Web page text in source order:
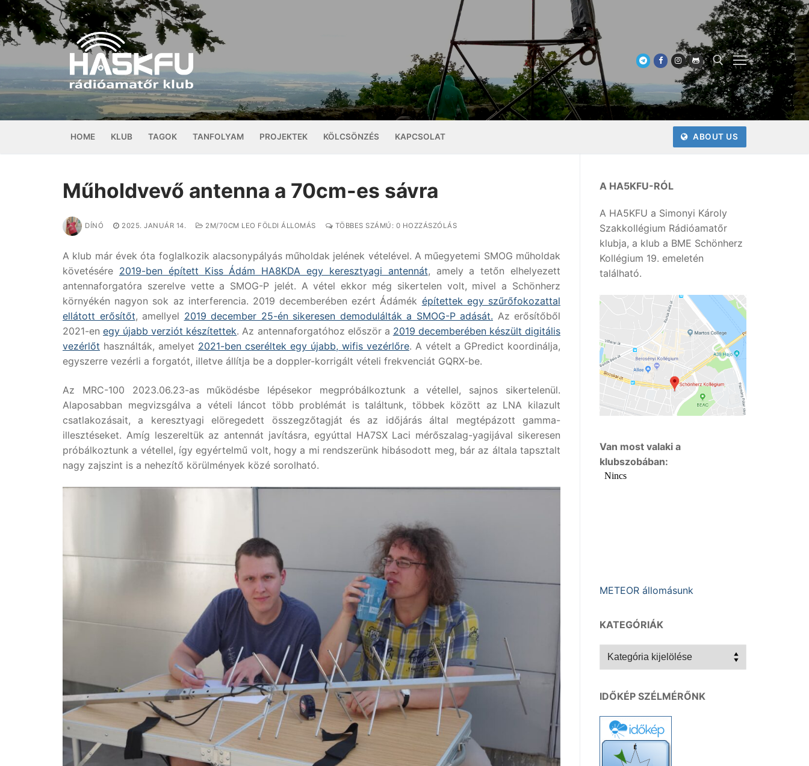
Ugrás
a
tartalomra
Keresése:
HOME KLUB TAGOK TANFOLYAM PROJEKTEK KÖLCSÖNZÉS KAPCSOLAT ABOUT US
Műholdvevő antenna a 70cm-es sávra
DÍNÓ 2025. JANUÁR 14. 2M/70CM LEO FÖLDI ÁLLOMÁS TÖBBES SZÁMÚ: 0 HOZZÁSZÓLÁS
A klub már évek óta foglalkozik alacsonypályás műholdak jelének vételével. A műegyetemi SMOG műholdak
követésére 2019-ben épített Kiss Ádám HA8KDA egy keresztyagi antennát, amely a tetőn elhelyezett
antennaforgatóra szerelve vette a SMOG-P jelét. A vétel ekkor még sikertelen volt, mivel a Schönherz
környékén nagyon sok az interferencia. 2019 decemberében ezért Ádámék építettek egy szűrőfokozattal
ellátott erősítőt, amellyel 2019 december 25-én sikeresen demodulálták a SMOG-P adását. Az erősítőből
2021-enegy újabb verziót készítettek. Az antennaforgatóhoz először a 2019 decemberében készült digitális
vezérlőt használták, amelyet 2021-ben cseréltek egy újabb, wifis vezérlőre. A vételt a GPredict koordinálja,
egyszerre vezérli a forgatót, illetve állítja be a doppler-korrigált vételi frekvenciát GQRX-be.
Az MRC-100 2023.06.23-as működésbe lépésekor megpróbálkoztunk a vétellel, sajnos sikertelenül.
Alaposabban megvizsgálva a vételi láncot több problémát is találtunk, többek között az LNA kilazult
csatlakozásait, a keresztyagi elöregedett összegzőtagját és az időjárás által megtépázott gamma-
illesztéseket. Amíg leszereltük az antennát javításra, egyúttal HA7SX Laci mérőszalag-yagijával sikeresen
próbálkoztunk a vétellel, így egyértelmű volt, hogy a mi rendszerünk hibásodott meg, bár az általa tapsztalt
nagy zajszint is a nehezítő körülmények közé sorolható.
A HA5KFU-RÓL
A HA5KFU a Simonyi Károly
Szakkollégium Rádióamatőr
klubja, a klub a BME Schönherz
Kollégium 19. emeletén
található.
Van most valaki a
klubszobában:
METEOR állomásunk
KATEGÓRIÁK
Kategóriák
IDŐKÉP SZÉLMÉRŐNK